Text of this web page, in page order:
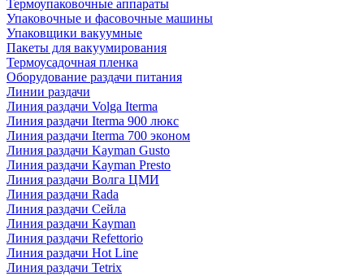
Термоупаковочные аппараты
Упаковочные и фасовочные машины
Упаковщики вакуумные
Пакеты для вакуумирования
Термоусадочная пленка
Оборудование раздачи питания
Линии раздачи
Линия раздачи Volga Iterma
Линия раздачи Iterma 900 люкс
Линия раздачи Iterma 700 эконом
Линия раздачи Kayman Gusto
Линия раздачи Kayman Presto
Линия раздачи Волга ЦМИ
Линия раздачи Rada
Линия раздачи Сейла
Линия раздачи Kayman
Линия раздачи Refettorio
Линия раздачи Hot Line
Линия раздачи Tetrix